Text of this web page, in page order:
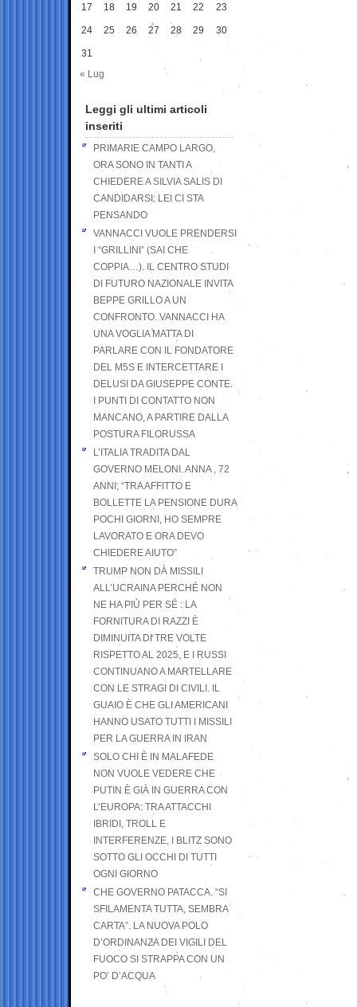
17 18 19 20 21 22 23
24 25 26 27 28 29 30
31
« Lug
Leggi gli ultimi articoli
inseriti
PRIMARIE CAMPO LARGO,
ORA SONO IN TANTI A
CHIEDERE A SILVIA SALIS DI
CANDIDARSI: LEI CI STA
PENSANDO
VANNACCI VUOLE PRENDERSI
I “GRILLINI” (SAI CHE
COPPIA…). IL CENTRO STUDI
DI FUTURO NAZIONALE INVITA
BEPPE GRILLO A UN
CONFRONTO. VANNACCI HA
UNA VOGLIA MATTA DI
PARLARE CON IL FONDATORE
DEL M5S E INTERCETTARE I
DELUSI DA GIUSEPPE CONTE.
I PUNTI DI CONTATTO NON
MANCANO, A PARTIRE DALLA
POSTURA FILORUSSA
L’ITALIA TRADITA DAL
GOVERNO MELONI. ANNA , 72
ANNI; “TRA AFFITTO E
BOLLETTE LA PENSIONE DURA
POCHI GIORNI, HO SEMPRE
LAVORATO E ORA DEVO
CHIEDERE AIUTO”
TRUMP NON DÀ MISSILI
ALL’UCRAINA PERCHÉ NON
NE HA PIÙ PER SÉ : LA
FORNITURA DI RAZZI È
DIMINUITA DI TRE VOLTE
RISPETTO AL 2025, E I RUSSI
CONTINUANO A MARTELLARE
CON LE STRAGI DI CIVILI. IL
GUAIO È CHE GLI AMERICANI
HANNO USATO TUTTI I MISSILI
PER LA GUERRA IN IRAN
SOLO CHI È IN MALAFEDE
NON VUOLE VEDERE CHE
PUTIN È GIÀ IN GUERRA CON
L’EUROPA: TRA ATTACCHI
IBRIDI, TROLL E
INTERFERENZE, I BLITZ SONO
SOTTO GLI OCCHI DI TUTTI
OGNI GIORNO
CHE GOVERNO PATACCA. “SI
SFILAMENTA TUTTA, SEMBRA
CARTA”. LA NUOVA POLO
D’ORDINANZA DEI VIGILI DEL
FUOCO SI STRAPPA CON UN
PO’ D’ACQUA